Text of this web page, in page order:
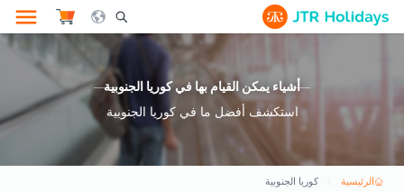
Search Opener Icon
أشياء يمكن القيام بها في كوريا الجنوبية
استكشف أفضل ما في كوريا الجنوبية
الرئيسية كوريا الجنوبية